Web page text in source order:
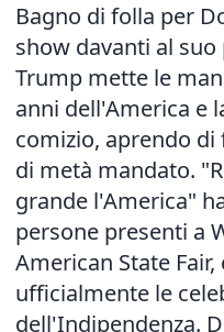
Bagno di folla per
show davanti al
Trump mette le
anni dell'America e
comizio, aprendo di
di metà mandato.
grande l'America"
persone presenti a
American State
ufficialmente le
dell'Indipendenza.